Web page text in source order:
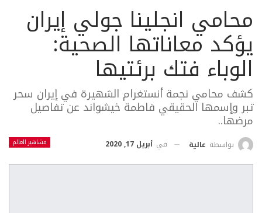
محامي انجلينا جولي إيران
يؤكد معاناتها الصحية:
الوباء فتك برئتيها
كشف محامي نجمة أنستغرام الشهيرة في إيران سحر
تبر وإسمها الحقيقي فاطمة خيشواند عن تفاصيل
مرضها..
مشاهير العالم بواسطة عالية في أبريل 17, 2020